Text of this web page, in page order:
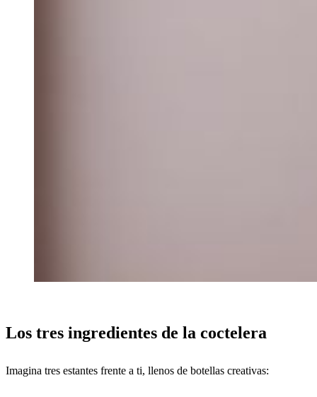
Los tres ingredientes de la coctelera
Imagina tres estantes frente a ti, llenos de botellas creativas: